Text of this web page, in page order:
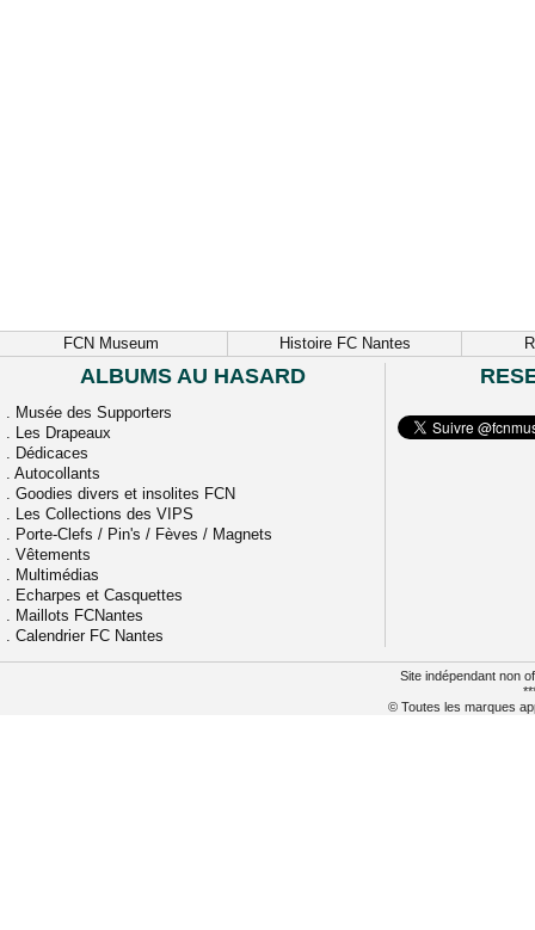
FCN Museum Histoire FC Nantes
ALBUMS AU HASARD
. Musée des Supporters
. Les Drapeaux
. Dédicaces
. Autocollants
. Goodies divers et insolites FCN
. Les Collections des VIPS
. Porte-Clefs / Pin's / Fèves / Magnets
. Vêtements
. Multimédias
. Echarpes et Casquettes
. Maillots FCNantes
. Calendrier FC Nantes
Site indépendant non
© Toutes les marques